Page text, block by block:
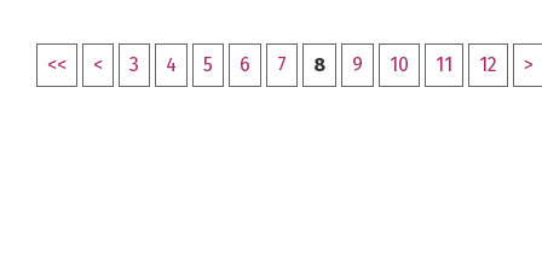
<< < 3 4 5 6 7 8 9 10 11 12 >